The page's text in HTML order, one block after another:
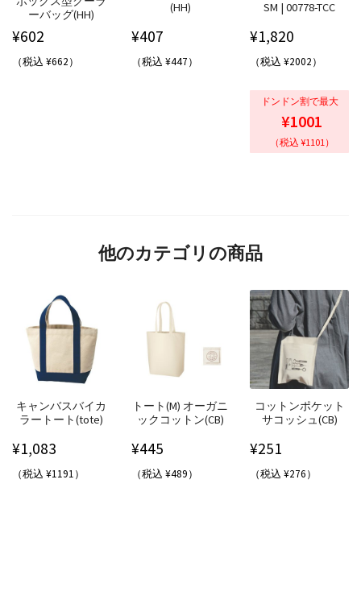
ーバッグ(HH)
¥602
（税込 ¥662）
(HH)
¥407
（税込 ¥447）
SM | 00778-TCC
¥1,820
（税込 ¥2002）
ドンドン割で最大
¥1001
（税込 ¥1101）
他のカテゴリの商品
キャンバスバイカ
ラートート(tote)
¥1,083
（税込 ¥1191）
トート(M) オーガニ
ックコットン(CB)
¥445
（税込 ¥489）
コットンポケット
サコッシュ(CB)
¥251
（税込 ¥276）